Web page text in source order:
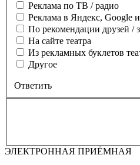
Реклама по ТВ / радио
Реклама в Яндекс, Google
По рекомендации друзей /
На сайте театра
Из рекламных буклетов
Другое
Ответить
Вы бронируете места на
ЭЛЕКТРОННАЯ ПРИЁМНАЯ